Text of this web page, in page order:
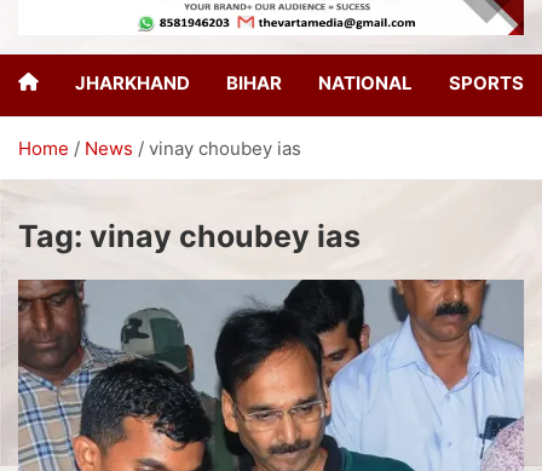
JHARKHAND BIHAR NATIONAL SPORTS
Home News vinay choubey ias
Tag: vinay choubey ias